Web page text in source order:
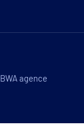
BWA agence